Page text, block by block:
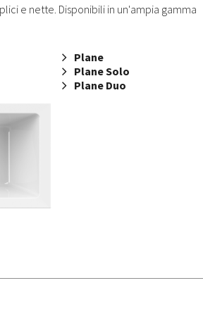
e nette. Disponibili in un'ampia gamma
Plane
Plane Solo
Plane Duo